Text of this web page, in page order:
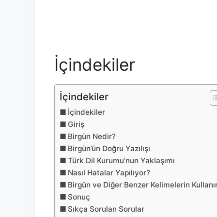
İçindekiler
İçindekiler
İçindekiler
Giriş
Birgün Nedir?
Birgün’ün Doğru Yazılışı
Türk Dil Kurumu’nun Yaklaşımı
Nasıl Hatalar Yapılıyor?
Birgün ve Diğer Benzer Kelimelerin
Sonuç
Sıkça Sorulan Sorular